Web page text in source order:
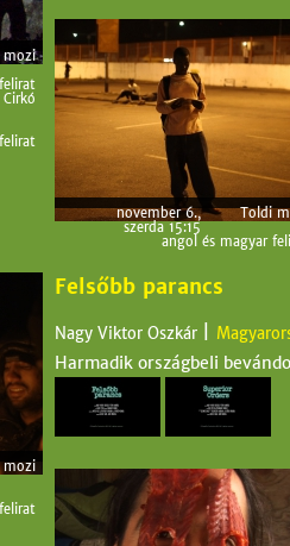
mozi
Cirkó
november 6.,
szerda 15:15
Toldi
angol és magyar
mozi
Felsőbb parancs
Nagy Viktor Oszkár
Harmadik országbeli